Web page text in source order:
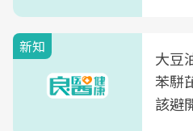
新知
大豆
苯駢
該避